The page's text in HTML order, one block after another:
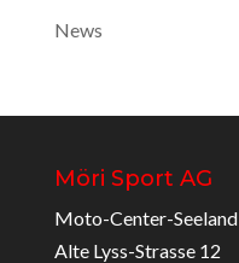
News
Möri Sport AG
Moto-Center-Seeland
Alte Lyss-Strasse 12